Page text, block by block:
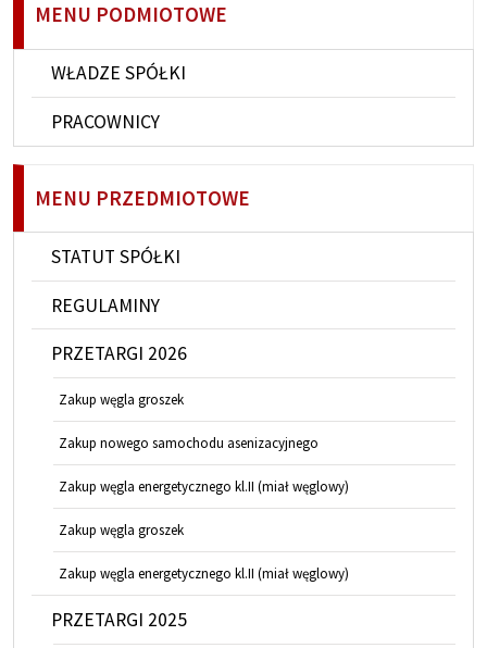
MENU PODMIOTOWE
WŁADZE SPÓŁKI
PRACOWNICY
MENU PRZEDMIOTOWE
STATUT SPÓŁKI
REGULAMINY
PRZETARGI 2026
Zakup węgla groszek
Zakup nowego samochodu asenizacyjnego
Zakup węgla energetycznego kl.II (miał węglowy)
Zakup węgla groszek
Zakup węgla energetycznego kl.II (miał węglowy)
PRZETARGI 2025